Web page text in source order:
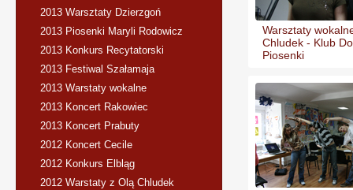
2013 Warsztaty Dzierzgoń
2013 Piosenki Maryli Rodowicz
2013 Konkurs Recytatorski
2013 Festiwal Szałamaja
2013 Warstaty wokalne
2013 Koncert Rakowiec
2013 Koncert Prabuty
2012 Koncert Cecile
2012 Konkurs Elbląg
2012 Warstaty z Olą Chludek
Warsztaty
Chludek - Klub
Piosenki